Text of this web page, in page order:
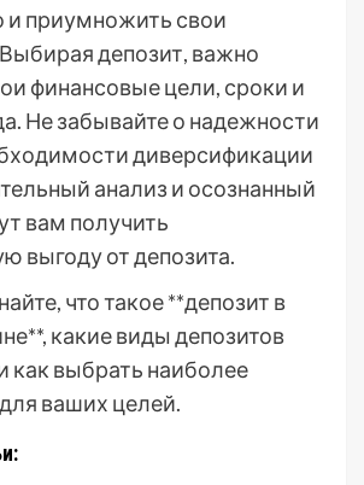
и приумножить свои
депозит, важно
финансовые цели, сроки и
Не забывайте о надежности
диверсификации
анализ и осознанный
вам получить
выгоду от депозита.
что такое **депозит в
какие виды депозитов
как выбрать наиболее
ваших целей.